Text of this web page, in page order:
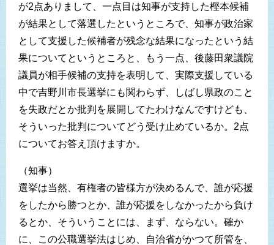
が2点ありまして、一点目は知事が支持した樫本候補
が結果として落選したというところで、知事が政治家
として支援した候補者が残念な結果になったという結
果についてというところと、もう一点、後藤田衆議院
議員が相手候補の支持を表明して、実際支援している
中で吉野川市長選挙にも関わらず、しばし県政のこと
を失政だとか批判を展開してたわけなんですけども、
そういった批判についてどう受け止めているか。2点
についてお答え頂けますか。
（知事）
選挙は当然、有権者の皆様方が決めるんで、誰が応援
をしたから勝つとか、誰が応援をしなかったから負け
るとか、そういうことには、まず、ならない。確か
に、この公職選挙法はじめ、自治省がかつて所管を、